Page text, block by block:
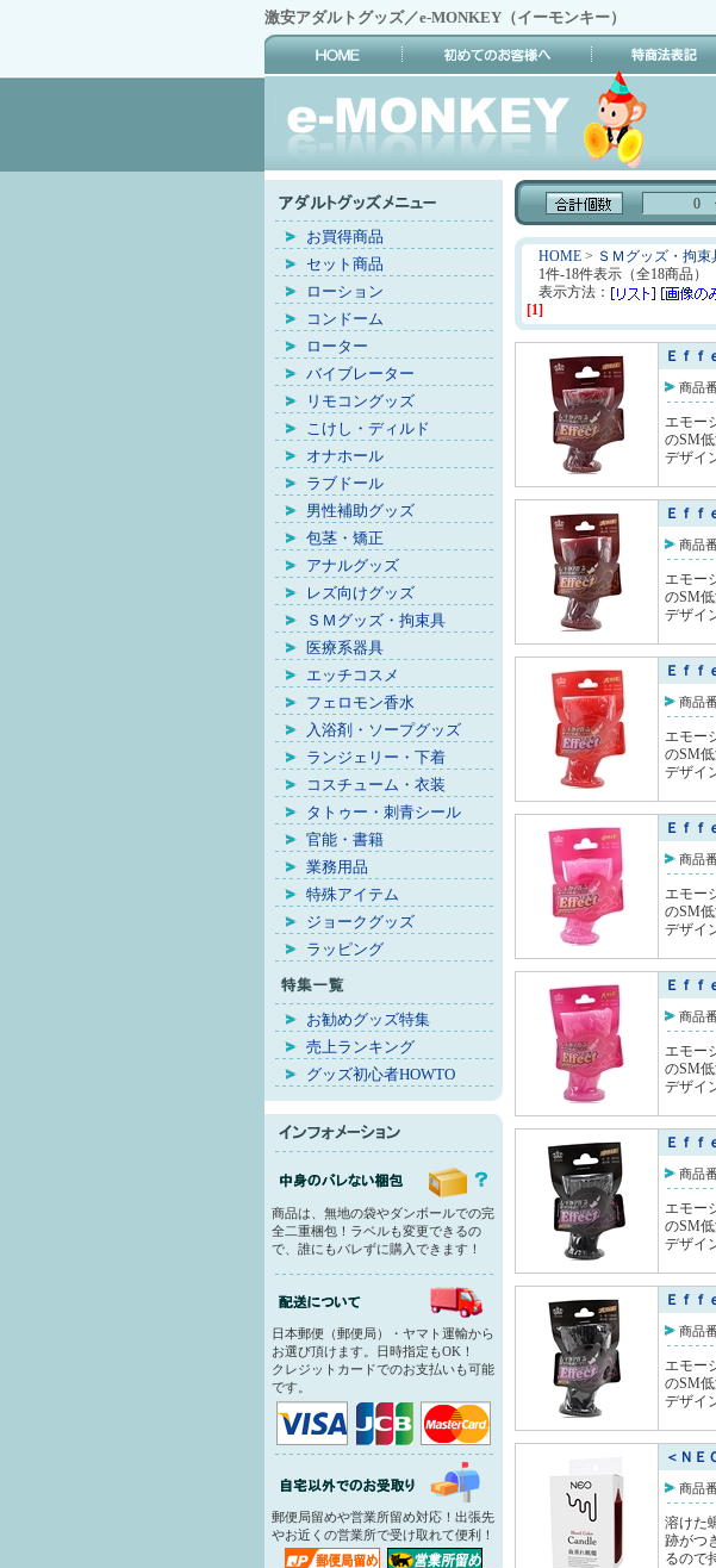
激安アダルトグッズ／e-MONKEY（イーモンキー）
お買得商品
セット商品
ローション
コンドーム
ローター
バイブレーター
リモコングッズ
こけし・ディルド
オナホール
ラブドール
男性補助グッズ
包茎・矯正
アナルグッズ
レズ向けグッズ
ＳＭグッズ・拘束具
医療系器具
エッチコスメ
フェロモン香水
入浴剤・ソープグッズ
ランジェリー・下着
コスチューム・衣装
タトゥー・刺青シール
官能・書籍
業務用品
特殊アイテム
ジョークグッズ
ラッピング
お勧めグッズ特集
売上ランキング
グッズ初心者HOWTO
商品は、無地の袋やダンボールでの完
全二重梱包！ラベルも変更できるの
で、誰にもバレずに購入できます！
日本郵便（郵便局）・ヤマト運輸から
お選び頂けます。日時指定もOK！
クレジットカードでのお支払いも可能
です。
郵便局留めや営業所留め対応！出張先
やお近くの営業所で受け取れて便利！
0
HOME > ＳＭグッズ・拘束
1件-18件表示（全18商品）
表示方法：
[1]
Ｅｆ
商品
エモー
のSM
デザイ
Ｅｆ
商品
エモー
のSM
デザイ
Ｅｆ
商品
エモー
のSM
デザイ
Ｅｆ
商品
エモー
のSM
デザイ
Ｅｆ
商品
エモー
のSM
デザイ
Ｅｆ
商品
エモー
のSM
デザイ
Ｅｆ
商品
エモー
のSM
デザイ
＜Ｎ
商品
溶けた
跡がつ
るので